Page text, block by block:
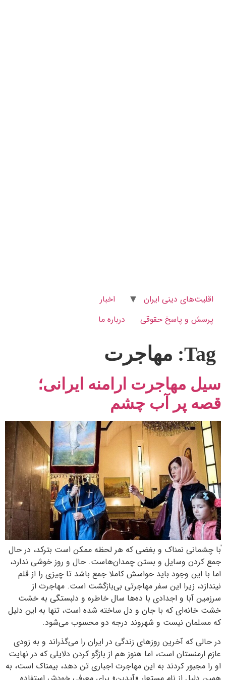
اقلیت‌های دینی ایران
اخبار
پرسش و پاسخ‌ حقوقی
درباره ما
Tag: مهاجرت
سیل مهاجرت ارامنه ایرانی؛
قصه پر آب چشم
ٰبا چشمانی نمناک و بغضی که هر لحظه ممکن است بترکد، در حال
جمع کردن وسایل و بستن چمدان‌هاست. حال و روز خوشی ندارد،
اما با این وجود باید حواسش کاملا جمع باشد تا چیزی را از قلم
نیندازد، زیرا این سفر مهاجرتی بی‌بازگشت است. مهاجرت از
سرزمین آبا و اجدادی با ده‌ها سال خاطره و دلبستگی به خشت
خشت خانه‌ای که با جان و دل ساخته شده است، تنها به این دلیل
که مسلمان نیست و شهروند درجه دو محسوب می‌شود.
در حالی که آخرین روزهای زندگی در ایران را می‌گذراند و به زودی
عازم ارمنستان است، اما هنوز هم از بازگو کردن دلایلی که در نهایت
او را مجبور کردند به این مهاجرت اجباری تن دهد، بیمناک است، به